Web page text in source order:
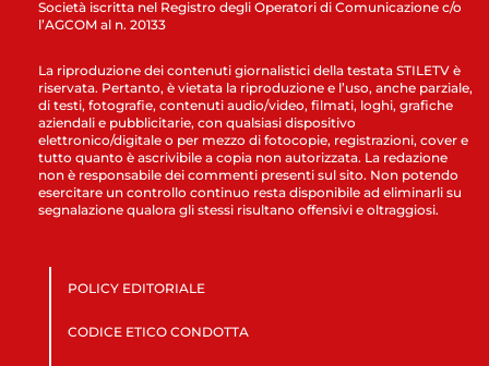
Società iscritta nel Registro degli Operatori di Comunicazione c/o
l’AGCOM al n. 20133
La riproduzione dei contenuti giornalistici della testata STILETV è
riservata. Pertanto, è vietata la riproduzione e l’uso, anche parziale,
di testi, fotografie, contenuti audio/video, filmati, loghi, grafiche
aziendali e pubblicitarie, con qualsiasi dispositivo
elettronico/digitale o per mezzo di fotocopie, registrazioni, cover e
tutto quanto è ascrivibile a copia non autorizzata. La redazione
non è responsabile dei commenti presenti sul sito. Non potendo
esercitare un controllo continuo resta disponibile ad eliminarli su
segnalazione qualora gli stessi risultano offensivi e oltraggiosi.
POLICY EDITORIALE
CODICE ETICO CONDOTTA